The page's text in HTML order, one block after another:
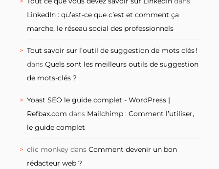
LinkedIn : qu’est-ce que c’est et comment ça
marche, le réseau social des professionnels
Tout savoir sur l’outil de suggestion de mots clés !
dans Quels sont les meilleurs outils de suggestion
de mots-clés ?
Yoast SEO le guide complet - WordPress |
Refbax.com dans Mailchimp : Comment l’utiliser,
le guide complet
clic monkey dans Comment devenir un bon
rédacteur web ?